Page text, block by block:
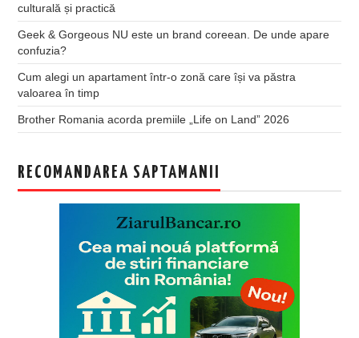
culturală și practică
Geek & Gorgeous NU este un brand coreean. De unde apare
confuzia?
Cum alegi un apartament într-o zonă care își va păstra
valoarea în timp
Brother Romania acorda premiile „Life on Land” 2026
RECOMANDAREA SAPTAMANII